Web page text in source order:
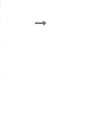
Nicht Deindustrialisierung,